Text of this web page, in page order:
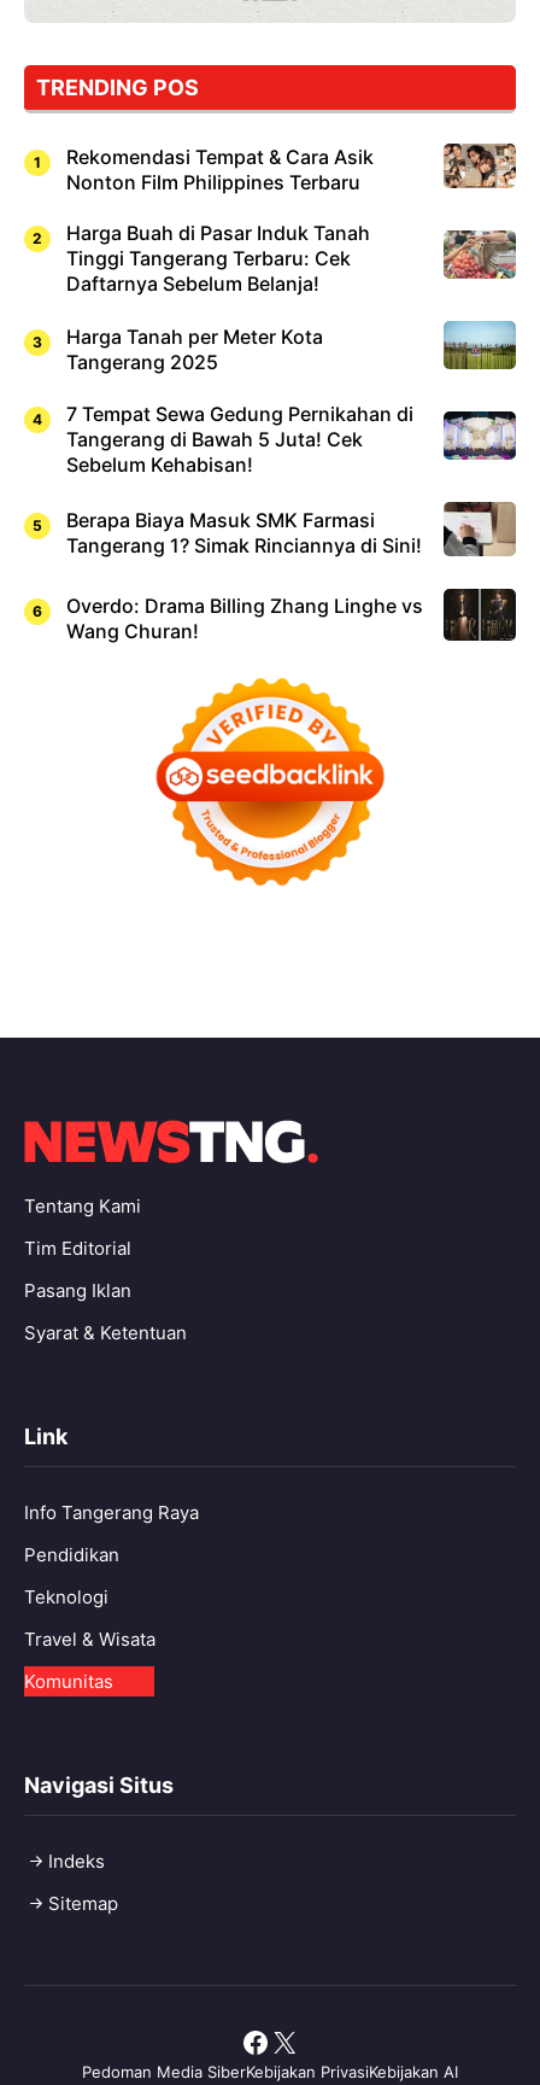
Dicoba,
Cuma
Sushi!
TRENDING POS
Rekomendasi Tempat & Cara Asik
Nonton Film Philippines Terbaru
Harga Buah di Pasar Induk Tanah
Tinggi Tangerang Terbaru: Cek
Daftarnya Sebelum Belanja!
Harga Tanah per Meter Kota
Tangerang 2025
7 Tempat Sewa Gedung Pernikahan di
Tangerang di Bawah 5 Juta! Cek
Sebelum Kehabisan!
Berapa Biaya Masuk SMK Farmasi
Tangerang 1? Simak Rinciannya di Sini!
Overdo: Drama Billing Zhang Linghe vs
Wang Churan!
Tentang Kami
Tim Editorial
Pasang Iklan
Syarat & Ketentuan
Link
Info Tangerang Raya
Pendidikan
Teknologi
Travel & Wisata
Komunitas
Navigasi Situs
Indeks
Sitemap
Pedoman Media SiberKebijakan PrivasiKebijakan AI
Facebook
X